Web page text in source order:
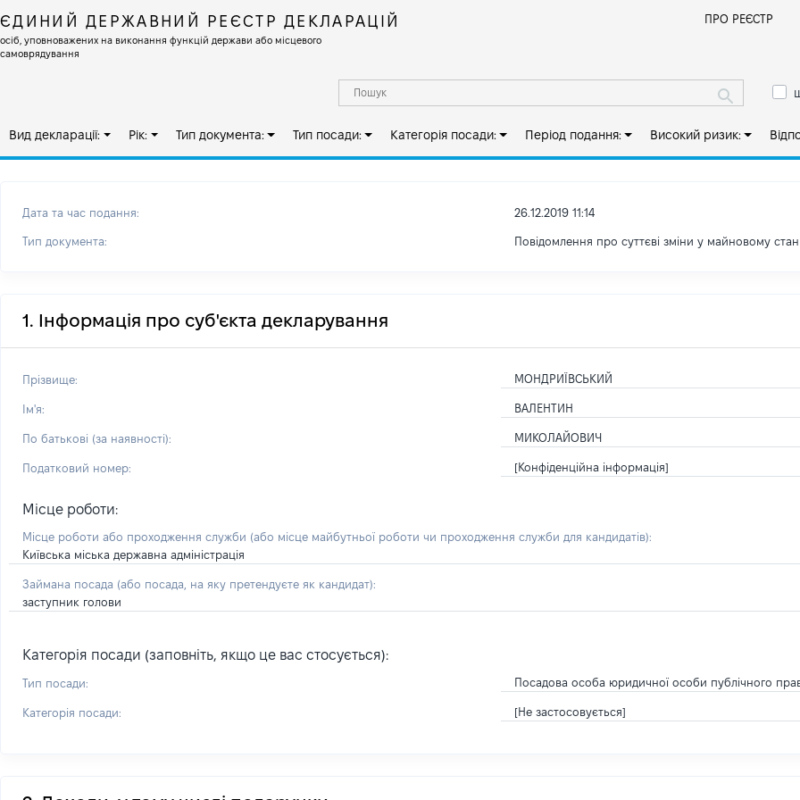
ЄДИНИЙ ДЕРЖАВНИЙ РЕЄСТР ДЕКЛАРАЦІЙ
осіб, уповноважених на виконання функцій держави або місцевого
самоврядування
ПРО РЕЄСТР
Вид декларації: Рік: Тип документа: Тип посади: Категорія посади: Період подання: Високий ризик:
Дата та час подання: 26.12.2019 11:14
Тип документа: Повідомлення про суттєві зміни y майновому
1. Інформація про суб'єкта декларування
Прізвище: МОНДРИЇВСЬКИЙ
Ім'я: ВАЛЕНТИН
По батькові (за наявності): МИКОЛАЙОВИЧ
Податковий номер: [Конфіденційна інформація]
Місце роботи:
Місце роботи або проходження служби (або місце майбутньої роботи чи проходження служби для кандидатів):
Київська міська державна адміністрація
Займана посада (або посада, на яку претендуєте як кандидат):
заступник голови
Категорія посади (заповніть, якщо це вас стосується):
Тип посади: Посадова особа юридичної особи публічного
Категорія посади: [Не застосовується]